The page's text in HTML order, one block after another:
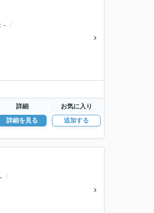
-
詳細 お気に入り
詳細を見る 追加する
-